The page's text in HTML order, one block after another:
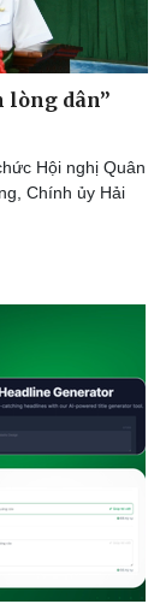
lòng dân”
Hội nghị Quân
Chính ủy Hải